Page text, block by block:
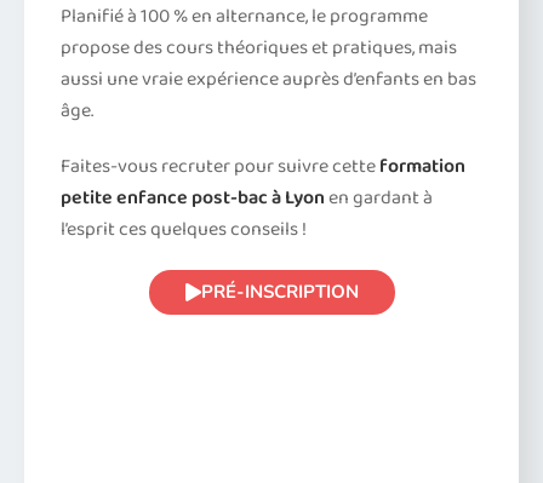
Planifié à 100 % en alternance, le programme
propose des cours théoriques et pratiques, mais
aussi une vraie expérience auprès d’enfants en bas
âge.
Faites-vous recruter pour suivre cetteformation
petite enfance post-bac à Lyonen gardant à
l’esprit ces quelques conseils !
PRÉ-INSCRIPTION